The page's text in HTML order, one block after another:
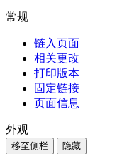
常规
链入页面
相关更改
打印版本
固定链接
页面信息
外观
移至侧栏 隐藏